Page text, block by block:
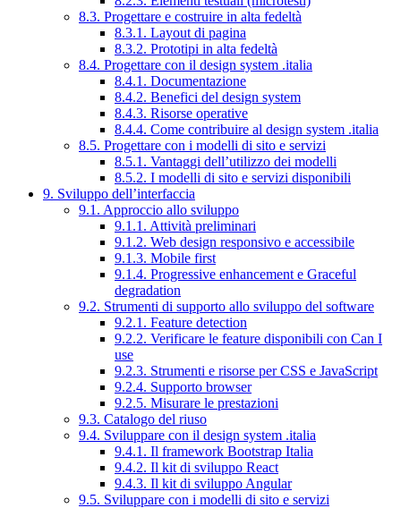
8.3. Progettare e costruire in alta fedeltà
8.3.1. Layout di pagina
8.3.2. Prototipi in alta fedeltà
8.4. Progettare con il design system .italia
8.4.1. Documentazione
8.4.2. Benefici del design system
8.4.3. Risorse operative
8.4.4. Come contribuire al design system .italia
8.5. Progettare con i modelli di sito e servizi
8.5.1. Vantaggi dell’utilizzo dei modelli
8.5.2. I modelli di sito e servizi disponibili
9. Sviluppo dell’interfaccia
9.1. Approccio allo sviluppo
9.1.1. Attività preliminari
9.1.2. Web design responsivo e accessibile
9.1.3. Mobile first
9.1.4. Progressive enhancement e Graceful
degradation
9.2. Strumenti di supporto allo sviluppo del software
9.2.1. Feature detection
9.2.2. Verificare le feature disponibili con Can I
use
9.2.3. Strumenti e risorse per CSS e JavaScript
9.2.4. Supporto browser
9.2.5. Misurare le prestazioni
9.3. Catalogo del riuso
9.4. Sviluppare con il design system .italia
9.4.1. Il framework Bootstrap Italia
9.4.2. Il kit di sviluppo React
9.4.3. Il kit di sviluppo Angular
9.5. Sviluppare con i modelli di sito e servizi